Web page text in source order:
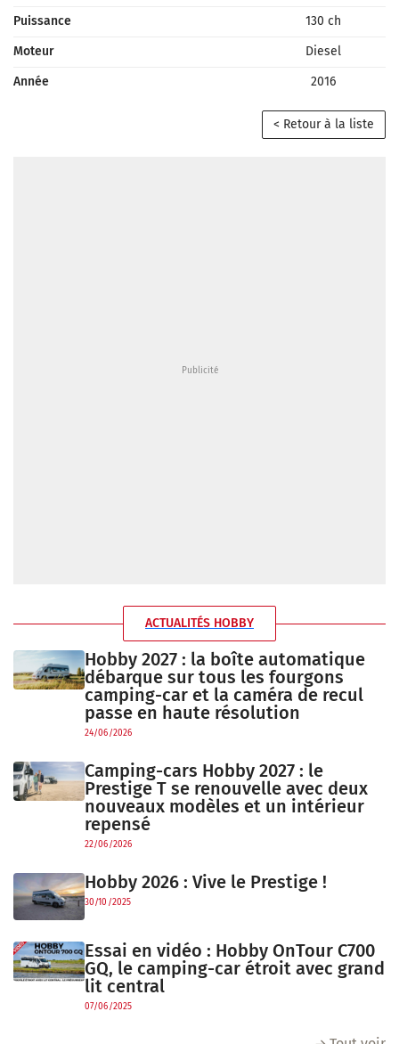
Puissance
130 ch
Moteur
Diesel
Année
2016
< Retour à la liste
ACTUALITÉS HOBBY
Hobby 2027 : la boîte automatique
débarque sur tous les fourgons
camping-car et la caméra de recul
passe en haute résolution
24/06/2026
Camping-cars Hobby 2027 : le
Prestige T se renouvelle avec deux
nouveaux modèles et un intérieur
repensé
22/06/2026
Hobby 2026 : Vive le Prestige !
30/10/2025
Essai en vidéo : Hobby OnTour C700
GQ, le camping-car étroit avec grand
lit central
07/06/2025